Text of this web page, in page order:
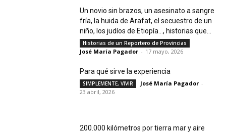
Un novio sin brazos, un asesinato a sangre
fría, la huida de Arafat, el secuestro de un
niño, los judíos de Etiopía…, historias que...
Historias de un Reportero de Provincias
José María Pagador - 17 mayo, 2026
Para qué sirve la experiencia
SIMPLEMENTE, VIVIR José María Pagador -
23 abril, 2026
200.000 kilómetros por tierra mar y aire